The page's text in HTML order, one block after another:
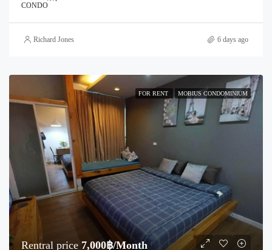
CONDO
Richard Jones 6 days ago
FOR RENT MOBIUS CONDOMINIUM
Rentral price 7,000฿/Month